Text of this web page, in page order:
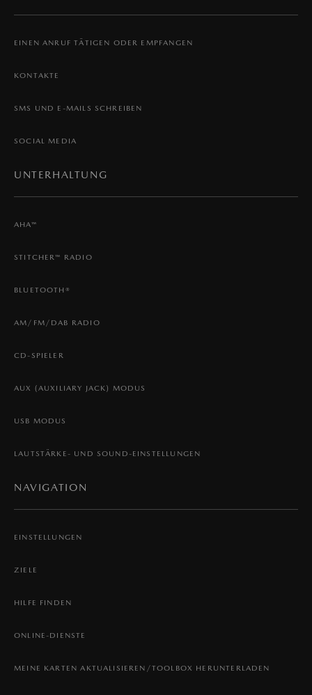
EINEN ANRUF TÄTIGEN ODER EMPFANGEN
KONTAKTE
SMS UND E-MAILS SCHREIBEN
SOCIAL MEDIA
UNTERHALTUNG
AHA™
STITCHER™ RADIO
BLUETOOTH®
AM/FM/DAB RADIO
CD-SPIELER
AUX (AUXILIARY JACK) MODUS
USB MODUS
LAUTSTÄRKE- UND SOUND-EINSTELLUNGEN
NAVIGATION
EINSTELLUNGEN
ZIELE
HILFE FINDEN
ONLINE-DIENSTE
MEINE KARTEN AKTUALISIEREN/TOOLBOX HERUNTERLADEN